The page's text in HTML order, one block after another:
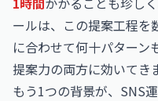
ールは、この提案工程を
に合わせて何十パターン
提案力の両方に効いてき
もう1つの背景が、SNS